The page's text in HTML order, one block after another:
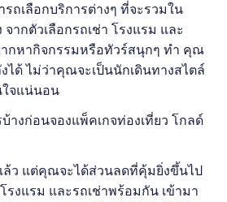
ถเลือกบริการต่างๆ ที่จะรวมใน
จากตัวเลือกรถเช่า โรงแรม และ
ากหากิจกรรมหรือทัวร์สนุกๆ ทำ คุณ
ได้ ไม่ว่าคุณจะเป็นนักเดินทางสไตล์
ใจแน่นอน
างก่อนจองแพ็คเกจท่องเที่ยว โกลด์
ล้ว แต่คุณจะได้ส่วนลดที่คุ้มยิ่งขึ้นไป
รงแรม และรถเช่าพร้อมกัน เข้ามา